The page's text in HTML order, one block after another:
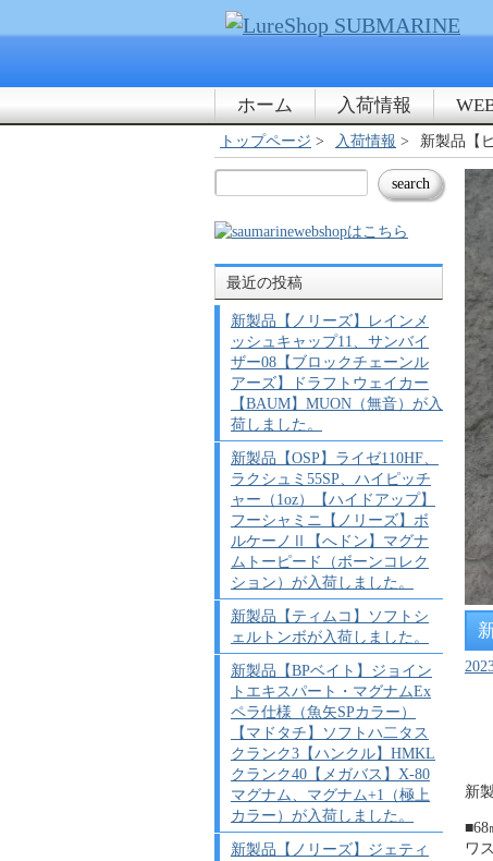
ホーム 入荷情報
トップページ 入荷情報 新製品【
新
■68
ワ
最近の投稿
新製品【ノリーズ】レインメ
ッシュキャップ11、サンバイ
ザー08【ブロックチェーンル
アーズ】ドラフトウェイカー
【BAUM】MUON（無音）が入
荷しました。
新製品【OSP】ライゼ110HF、
ラクシュミ55SP、ハイピッチ
ャー（1oz）【ハイドアップ】
フーシャミニ【ノリーズ】ボ
ルケーノⅡ【へドン】マグナ
ムトーピード（ボーンコレク
ション）が入荷しました。
新製品【ティムコ】ソフトシ
ェルトンボが入荷しました。
新製品【BPベイト】ジョイン
トエキスパート・マグナムEx
ペラ仕様（魚矢SPカラー）
【マドタチ】ソフトハ二タス
クランク3【ハンクル】HMKL
クランク40【メガバス】X-80
マグナム、マグナム+1（極上
カラー）が入荷しました。
新製品【ノリーズ】ジェティ